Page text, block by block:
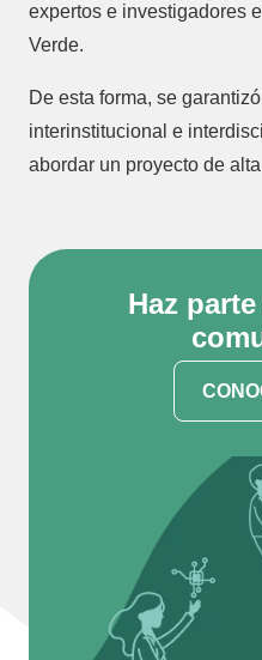
expertos e investigadores
Verde.
De esta forma, se
interinstitucional e
abordar un proyecto de
Haz